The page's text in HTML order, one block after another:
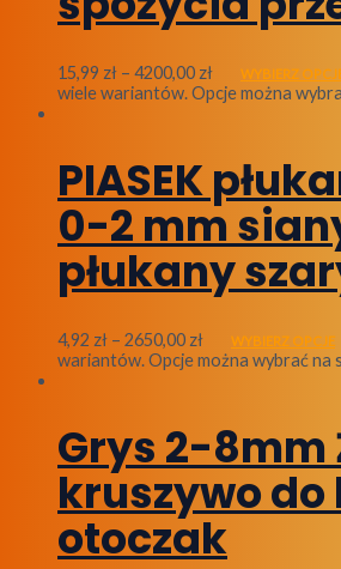
15,99 zł – 4200,00 zł WYBIERZ
wiele wariantów. Opcje można
PIASEK
0-2 mm
płukany
4,92 zł – 2650,00 zł WYBIERZ OPCJE
wariantów. Opcje można wybrać na
Grys 2-8mm
kruszywo do
otoczak